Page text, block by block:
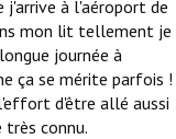
j'arrive à l'aéroport de
mon lit tellement je
journée à
ça se mérite parfois !
d'être allé aussi
très connu.